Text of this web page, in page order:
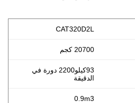
CAT320D2L
20700 كجم
93كيلو
2200 دورة في
الدقيقة
0.9m3